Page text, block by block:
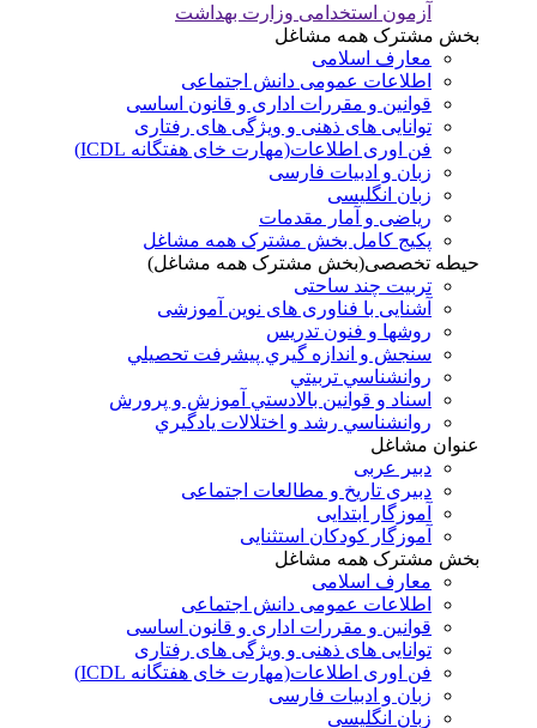
آزمون استخدامی وزارت بهداشت
بخش مشترک همه مشاغل
معارف اسلامی
اطلاعات عمومی دانش اجتماعی
قوانین و مقررات اداری و قانون اساسی
توانایی های ذهنی و ویژگی های رفتاری
فن اوری اطلاعات(مهارت خای هفتگانه ICDL)
زبان و ادبیات فارسی
زبان انگلیسی
ریاضی و آمار مقدمات
پکیج کامل بخش مشترک همه مشاغل
حیطه تخصصی(بخش مشترک همه مشاغل)
تربیت چند ساحتی
آشنایی با فناوری های نوین آموزشی
روشها و فنون تدريس
سنجش و اندازه گيري پيشرفت تحصيلي
روانشناسي تربيتي
اسناد و قوانين بالادستي آموزش و پرورش
روانشناسي رشد و اختلالات يادگيري
عنوان مشاغل
دبير عربی
دبیری تاریخ و مطالعات اجتماعی
آموزگار ابتدایی
آموزگار کودکان استثنایی
بخش مشترک همه مشاغل
معارف اسلامی
اطلاعات عمومی دانش اجتماعی
قوانین و مقررات اداری و قانون اساسی
توانایی های ذهنی و ویژگی های رفتاری
فن اوری اطلاعات(مهارت خای هفتگانه ICDL)
زبان و ادبیات فارسی
زبان انگلیسی